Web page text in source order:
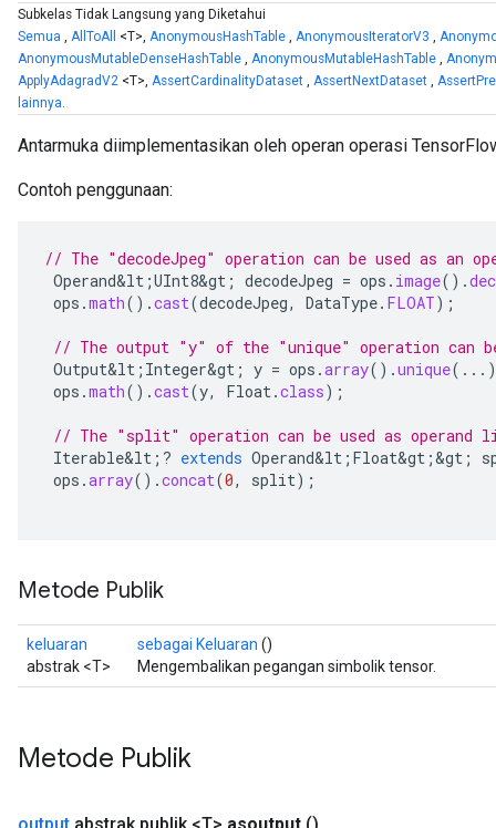
Subkelas Tidak Langsung yang Diketahui
Semua
AllToAll <T>, AnonymousHashTable AnonymousIteratorV3
AnonymousMutableDenseHashTable
AnonymousMutableHashTable
ApplyAdagradV2 <T>, AssertCardinalityDataset AssertNextDataset
lainnya.
Antarmuka diimplementasikan oleh operan operasi
Contoh penggunaan:
// The "decodeJpeg" operation can be used as an
Operand&lt ;UInt8&gt ; decodeJpeg = ops . image().
ops .math().cast(decodeJpeg, DataType. FLOAT);
// The output "y" of the "unique" operation can
Output&lt ; Integer&gt ; y = ops .array().unique
ops .math().cast(y, Float .class);
// The "split" operation can be used as
Iterable&lt ; ? extends Operand&lt ; Float&gt ;&gt ;
ops .array().concat(0, split);
Metode Publik
keluaran
abstrak <T>
sebagai Keluaran ()
Mengembalikan pegangan simbolik tensor.
Metode Publik